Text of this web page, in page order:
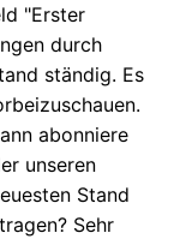
"Erster
durch
ständig. Es
abonniere
unseren
Stand
Sehr